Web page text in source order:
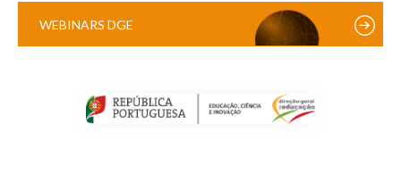
WEBINARS DGE